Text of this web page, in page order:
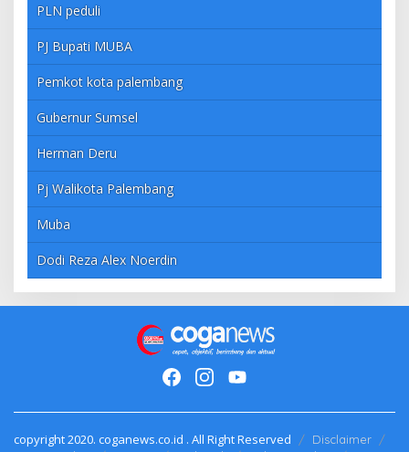
PLN peduli
PJ Bupati MUBA
Pemkot kota palembang
Gubernur Sumsel
Herman Deru
Pj Walikota Palembang
Muba
Dodi Reza Alex Noerdin
copyright 2020. coganews.co.id . All Right Reserved
Disclaimer